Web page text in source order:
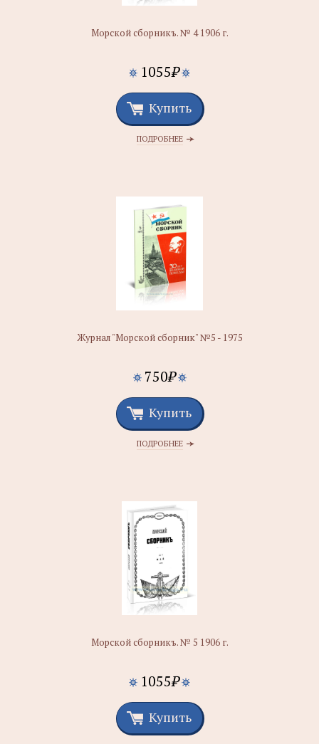
Морской сборникъ. № 4 1906 г.
1055₽
Купить
ПОДРОБНЕЕ
Журнал "Морской сборник" №5 - 1975
750₽
Купить
ПОДРОБНЕЕ
Морской сборникъ. № 5 1906 г.
1055₽
Купить